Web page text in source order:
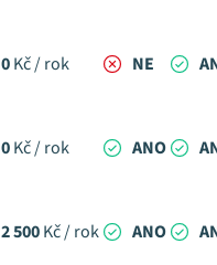
0Kč / rok NE
0Kč / rok ANO
2 500Kč / rok ANO